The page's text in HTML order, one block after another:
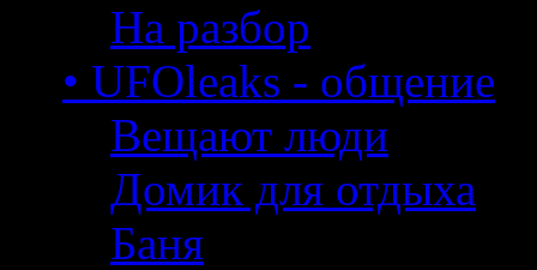
На разбор
• UFOleaks - общение
Вещают люди
Домик для отдыха
Баня